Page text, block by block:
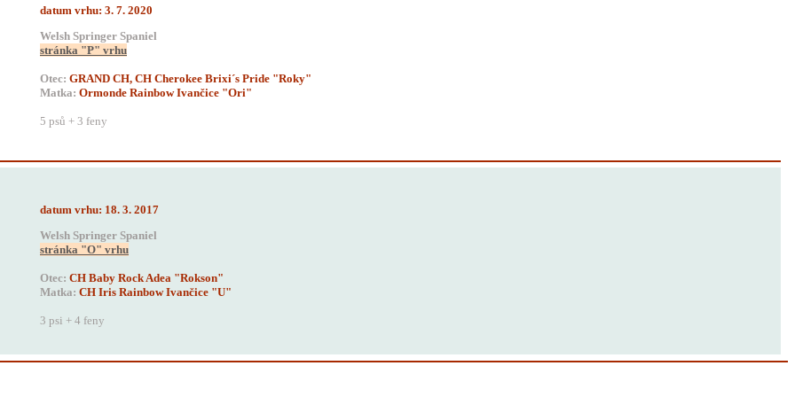
datum vrhu: 3. 7. 2020
Welsh Springer Spaniel
stránka "P" vrhu
Otec: GRAND CH, CH Cherokee Brixi´s Pride "Roky"
Matka: Ormonde Rainbow Ivančice "Ori"
5 psů + 3 feny
datum vrhu: 18. 3. 2017
Welsh Springer Spaniel
stránka "O" vrhu
Otec: CH Baby Rock Adea "Rokson"
Matka: CH Iris Rainbow Ivančice "U"
3 psi + 4 feny